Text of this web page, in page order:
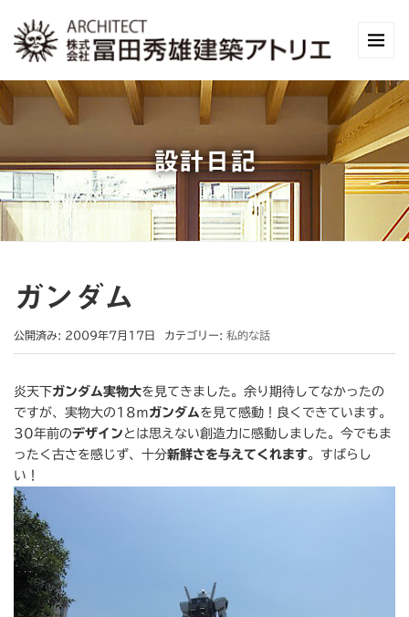
設計日記
ガンダム
公開済み: 2009年7月17日 カテゴリー: 私的な話
炎天下ガンダム実物大を見てきました。余り期待してなかったの
ですが、実物大の18ｍガンダムを見て感動！良くできています。
30年前のデザイン とは思えない創造力に感動しました。今でもま
ったく古さを感じず、十分新鮮さを与えてくれます。すばらし
い！